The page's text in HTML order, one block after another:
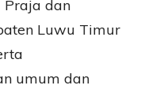
Praja dan
Luwu Timur
umum dan